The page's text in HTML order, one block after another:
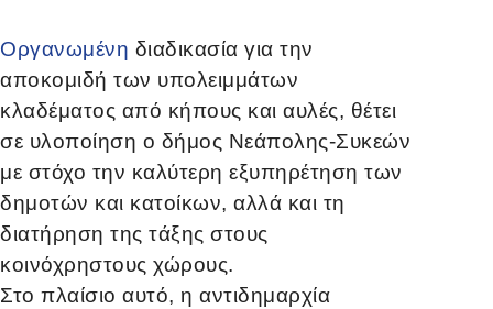
Οργανωμένη διαδικασία για την
αποκομιδή των υπολειμμάτων
κλαδέματος από κήπους και αυλές, θέτει
σε υλοποίηση ο δήμος Νεάπολης-Συκεών
με στόχο την καλύτερη εξυπηρέτηση των
δημοτών και κατοίκων, αλλά και τη
διατήρηση της τάξης στους
κοινόχρηστους χώρους.
Στο πλαίσιο αυτό, η αντιδημαρχία